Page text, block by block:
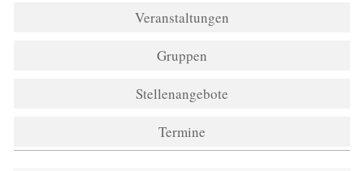
Veranstaltungen
Gruppen
Stellenangebote
Termine